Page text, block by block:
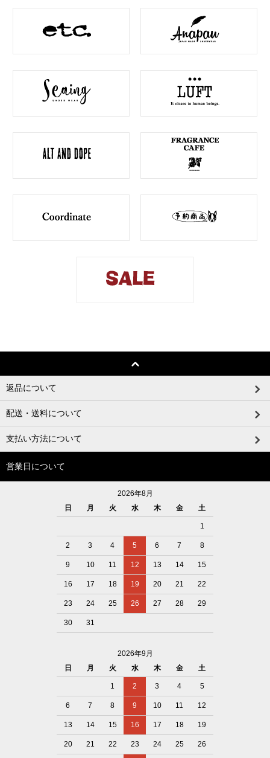
返品について
配送・送料について
支払い方法について
営業日について
2026年8月
日
月 火 水 木 金 土
1
2 3 4 5 6 7 8
9 10 11 12 13 14 15
16 17 18 19 20 21 22
23 24 25 26 27 28 29
30 31
2026年9月
日
月 火 水 木 金 土
1 2 3 4 5
6 7 8 9 10 11 12
13 14 15 16 17 18 19
20 21 22 23 24 25 26